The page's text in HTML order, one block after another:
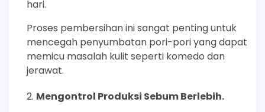
hari.
Proses pembersihan ini sangat penting untuk
mencegah penyumbatan pori-pori yang dapat
memicu masalah kulit seperti komedo dan
jerawat.
Mengontrol Produksi Sebum Berlebih.